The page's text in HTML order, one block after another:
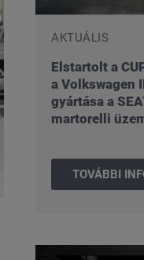
AKTUÁLIS
Elstartolt a
a Volkswagen
gyártása a
martorelli
TOVÁBBI